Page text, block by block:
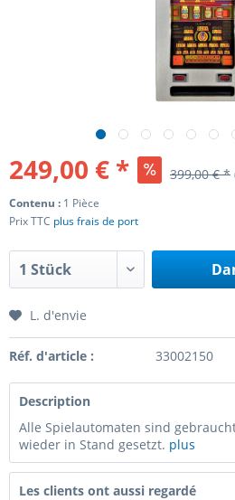
249,00 € * 399,00 € *
Contenu : 1 Pièce
Prix TTC plus frais de port
L. d'envie
Réf. d'article : 33002150
Description
Alle Spielautomaten sind
wieder in Stand gesetzt. plus
Les clients ont aussi regardé